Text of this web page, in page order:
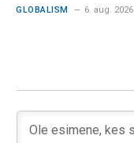
GLOBALISM 6. aug. 2026